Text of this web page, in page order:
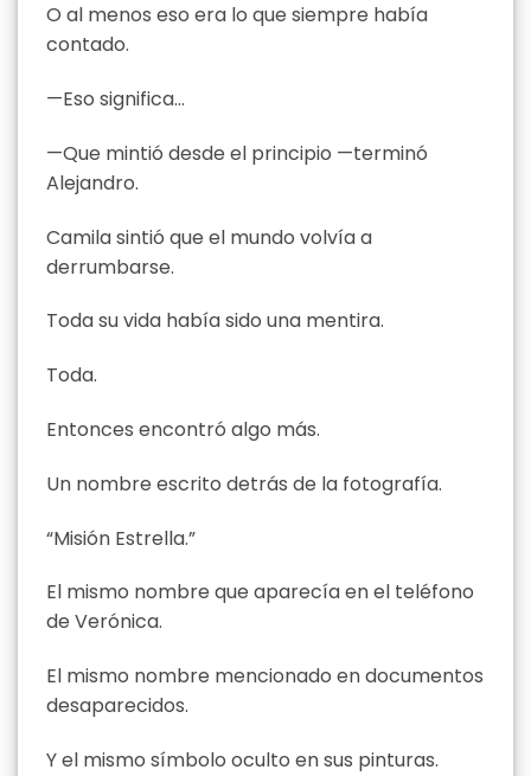
O al menos eso era lo que siempre había
contado.
—Eso significa…
—Que mintió desde el principio —terminó
Alejandro.
Camila sintió que el mundo volvía a
derrumbarse.
Toda su vida había sido una mentira.
Toda.
Entonces encontró algo más.
Un nombre escrito detrás de la fotografía.
“Misión Estrella.”
El mismo nombre que aparecía en el teléfono
de Verónica.
El mismo nombre mencionado en documentos
desaparecidos.
Y el mismo símbolo oculto en sus pinturas.